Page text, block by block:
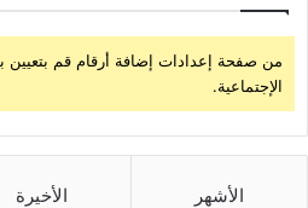
من صفحة إعدادات إضافة أرقام قم بتعيين
الإجتماعية.
الأشهر الأخيرة